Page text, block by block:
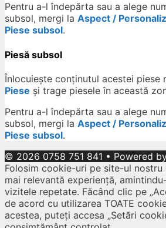
Pentru a-l îndepărta sau a alege
subsol, mergi la Aspect /
Piese subsol.
Piesă subsol
Înlocuiește conținutul acestei piese
Piese și trage piesele în această
Pentru a-l îndepărta sau a alege
subsol, mergi la Aspect /
Piese subsol.
© 2026 0758 751 841 • Powered
Folosim cookie-uri pe site-ul
mai relevantă experiență,
vizitele repetate. Făcând clic pe
de acord cu utilizarea TOATE
acestea, puteți accesa „Setări